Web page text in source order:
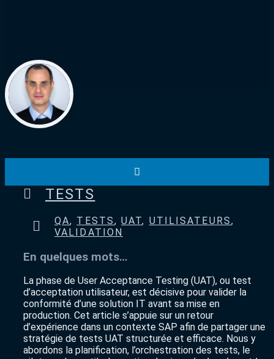
TESTS
QA, TESTS,UAT, UTILISATEURS,
VALIDATION
En quelques mots…
La phase de User Acceptance Testing (UAT), ou test
d’acceptation utilisateur, est décisive pour valider la
conformité d’une solution IT avant sa mise en
production. Cet article s’appuie sur un retour
d’expérience dans un contexte SAP afin de partager une
stratégie de tests UAT structurée et efficace. Nous y
abordons la planification, l’orchestration des tests, le